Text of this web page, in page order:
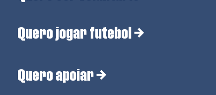
Quero jogar futebol→
Quero apoiar →